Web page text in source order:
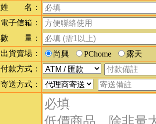
姓 名：
電子信箱：
數 量：
出貨賣場：
尚興 PChome
露天
付款方式：
寄送方式：